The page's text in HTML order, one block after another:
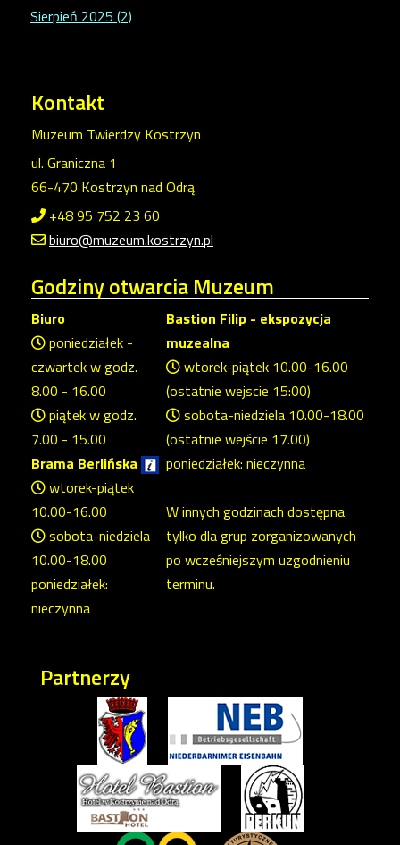
Sierpień 2025 (2)
Kontakt
Muzeum Twierdzy Kostrzyn
ul. Graniczna 1
66-470 Kostrzyn nad Odrą
+48 95 752 23 60
biuro@muzeum.kostrzyn.pl
Godzinyotwarcia Muzeum
Biuro
poniedziałek -
czwartek w godz.
8.00 - 16.00
piątek w godz.
7.00 - 15.00
Brama Berlińska
wtorek-piątek
10.00-16.00
sobota-niedziela
10.00-18.00
poniedziałek:
nieczynna
Bastion Filip - ekspozycja
muzealna
wtorek-piątek 10.00-16.00
(ostatnie wejscie 15:00)
sobota-niedziela 10.00-18.00
(ostatnie wejście 17.00)
poniedziałek: nieczynna
W innych godzinach dostępna
tylko dla grup zorganizowanych
po wcześniejszym uzgodnieniu
terminu.
Partnerzy